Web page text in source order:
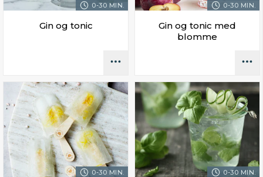
0-30 MIN.
Gin og tonic
0-30 MIN.
Gin og tonic med
blomme
0-30 MIN. 0-30 MIN.